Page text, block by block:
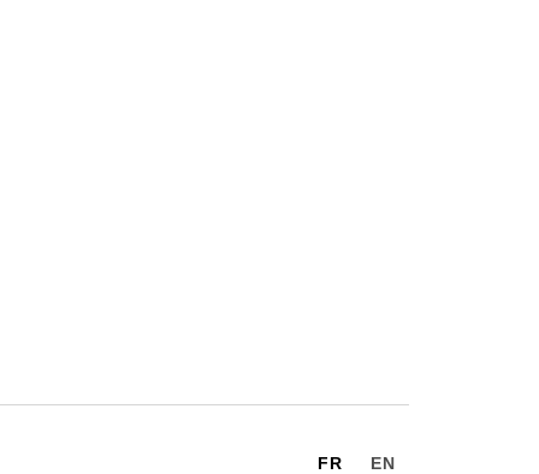
FR EN